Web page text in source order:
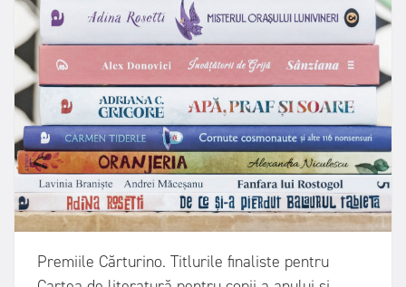
Premiile Cărturino. Titlurile finaliste pentru